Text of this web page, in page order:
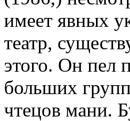
имеет явных
театр,
этого. Он пел
больших
чтецов мани.